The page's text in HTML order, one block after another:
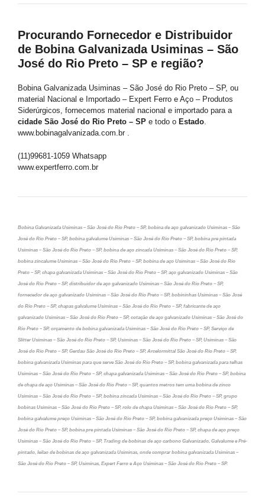
Procurando Fornecedor e Distribuidor
de Bobina Galvanizada Usiminas – São
José do Rio Preto – SP e região?
Bobina Galvanizada Usiminas – São José do Rio Preto – SP, ou
material Nacional e Importado – Expert Ferro e Aço – Produtos
Siderúrgicos, fornecemos material nacional e importado para a
cidade São José do Rio Preto – SP e todo o Estado.
www.bobinagalvanizada.com.br .
(11)99681-1059 Whatsapp
www.expertferro.com.br
Bobina Galvanizada Usiminas – São José do Rio Preto – SP, bobina de aço galvanizado Usiminas – São
José do Rio Preto – SP, bobina galvalume Usiminas – São José do Rio Preto – SP, bobina pre pintada
Usiminas – São José do Rio Preto – SP, bobina de aço zincada Usiminas – São José do Rio Preto – SP,
bobina zincalume Usiminas – São José do Rio Preto – SP, bobina de aço Usiminas – São José do Rio
Preto – SP, chapa galvanizada Usiminas – São José do Rio Preto – SP, aço galvanizado Usiminas – São
José do Rio Preto – SP, distribuidor de aço galvanizado Usiminas – São José do Rio Preto – SP,
fornecedor de aço galvanizado Usiminas – São José do Rio Preto – SP, bobininhas Usiminas – São José
do Rio Preto – SP, chapas galvalume Usiminas – São José do Rio Preto – SP, fabricante de aço
galvanizado Usiminas – São José do Rio Preto – SP, cotação de aço galvanizado Usiminas – São José do
Rio Preto – SP, orçamento de bobina galvanizada Usiminas – São José do Rio Preto – SP, Serviço de
Slitter Usiminas – São José do Rio Preto – SP, Usiminas – São José do Rio Preto – SP, Usiminas – São
José do Rio Preto – SP, Gerdau São José do Rio Preto – SP, Arcelormittal São José do Rio Preto – SP,
bobina galvanizada Usiminas para que serve São José do Rio Preto – SP, bobina galvanizada para telhas
Usiminas – São José do Rio Preto – SP, chapa galvanizada Usiminas – São José do Rio Preto – SP, bobina
de chapa de aço Usiminas – São José do Rio Preto – SP, quantos metros tem uma bobina de zinco
Usiminas – São José do Rio Preto – SP, bobina zincada Usiminas – São José do Rio Preto – SP, grupo
bobinas Usiminas – São José do Rio Preto – SP, rolo de chapa Usiminas – São José do Rio Preto – SP,
bobina galvalume preço Usiminas – São José do Rio Preto – SP, bobina galvanizada preço Usiminas – São
José do Rio Preto – SP, bobina pre pintada Usiminas – São José do Rio Preto – SP, chapa de aço preço
Usiminas – São José do Rio Preto – SP, Trading de bobinas de aço carbono Galvanizado, Galvalume e Pré-
pintado, leilao de bobinas de aço galvanizada Usiminas, onde comprar bobina galvanizada Usiminas –
São José do Rio Preto – SP, Usiminas, Expert Ferro e Aço Usiminas – São José do Rio Preto – SP.